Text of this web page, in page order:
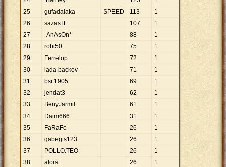
25
gufadalaka SPEED 113
1
26
sazas.lt 107
1
27
-AnAsOn* 88
1
28
robi50 75
1
29
Ferrelop 72
1
30
lada backov 71
1
31
bsr.1905 69
1
32
jendat3 62
1
33
BenyJarmil 61
1
34
Daim666 31
1
35
FaRaFo 26
1
36
gabegts123 26
1
37
POLLO.TEO 26
1
38
alors 26
1